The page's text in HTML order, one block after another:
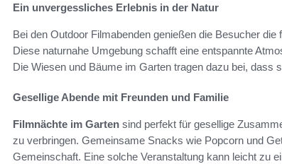
Ein unvergessliches Erlebnis in der Natur
Bei den Outdoor Filmabenden genießen die Besucher
Diese naturnahe Umgebung schafft eine entspannte
Die Wiesen und Bäume im Garten tragen dazu bei, dass
Gesellige Abende mit Freunden und Familie
Filmnächte im Garten sind perfekt für gesellige
zu verbringen. Gemeinsame Snacks wie Popcorn und
Gemeinschaft. Eine solche Veranstaltung kann leicht zu